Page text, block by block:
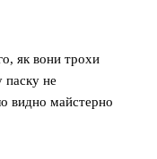
як вони трохи
паску не
видно майстерно